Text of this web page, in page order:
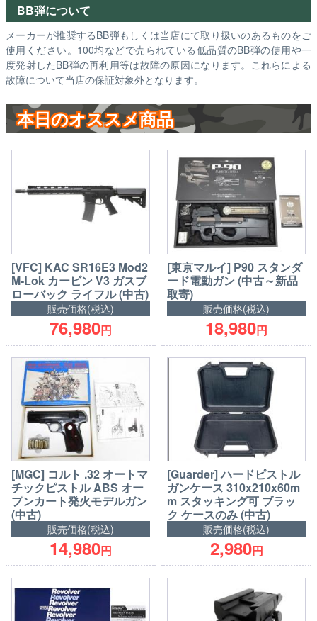
BB弾について
メーカーが推奨するBB弾もしくは当店にて取り扱いのあるものをご
使用ください。100均などで売られている低品質のBB弾の使用や一
度発射したBB弾の再利用等は故障の原因になります。これらによる
故障について当店の保証対象外となります。
本日のオススメ商品
[VFC] KAC SR16E3 Mod2
M-Lok カービン V3 ガスブ
ローバック ライフル (中古)
販売価格(税込)
76,980円
[東京マルイ] P90 スタンダ
ード電動ガン (中古～新品
取寄)
販売価格(税込)
18,980円
[MGC] コルト .32 オートマ
チックピストル ABS オー
プンカート発火モデルガン
(中古)
販売価格(税込)
14,980円
[Guarder] ハードピストル
ガンケース 310x210x60m
m スタッキング可 ブラッ
ク ケースのみ (中古)
販売価格(税込)
2,980円